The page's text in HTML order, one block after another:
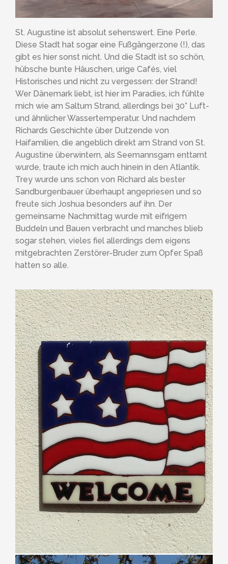
St. Augustine ist absolut sehenswert. Eine Perle.
Diese Stadt hat sogar eine Fußgängerzone (!), das
gibt es hier sonst nicht. Und die Stadt ist so schön,
hübsche bunte Häuschen, urige Cafés, viel
Historisches und nicht zu vergessen: der Strand!
Wer Dänemark liebt, ist hier im Paradies, ich fühlte
mich wie am Saltum Strand, allerdings bei 30° Luft-
und ähnlicher Wassertemperatur. Und nachdem
Richards Geschichte über Dutzende von
Haifamilien, die angeblich direkt am Strand von St.
Augustine überwintern, als Seemannsgarn enttarnt
wurde, traute ich mich auch hinein in den Atlantik.
Trey wurde uns schon von Richard als bester
Sandburgenbauer überhaupt angepriesen und so
freute sich Joshua besonders auf ihn. Der
gemeinsame Nachmittag wurde mit eifrigem
Buddeln und Bauen verbracht und manches blieb
sogar stehen, vieles fiel allerdings dem eigens
mitgebrachten Zerstörer-Bruder zum Opfer. Spaß
hatten so alle.